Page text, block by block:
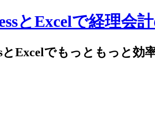
とExcelで経理会
とExcelでもっともっと